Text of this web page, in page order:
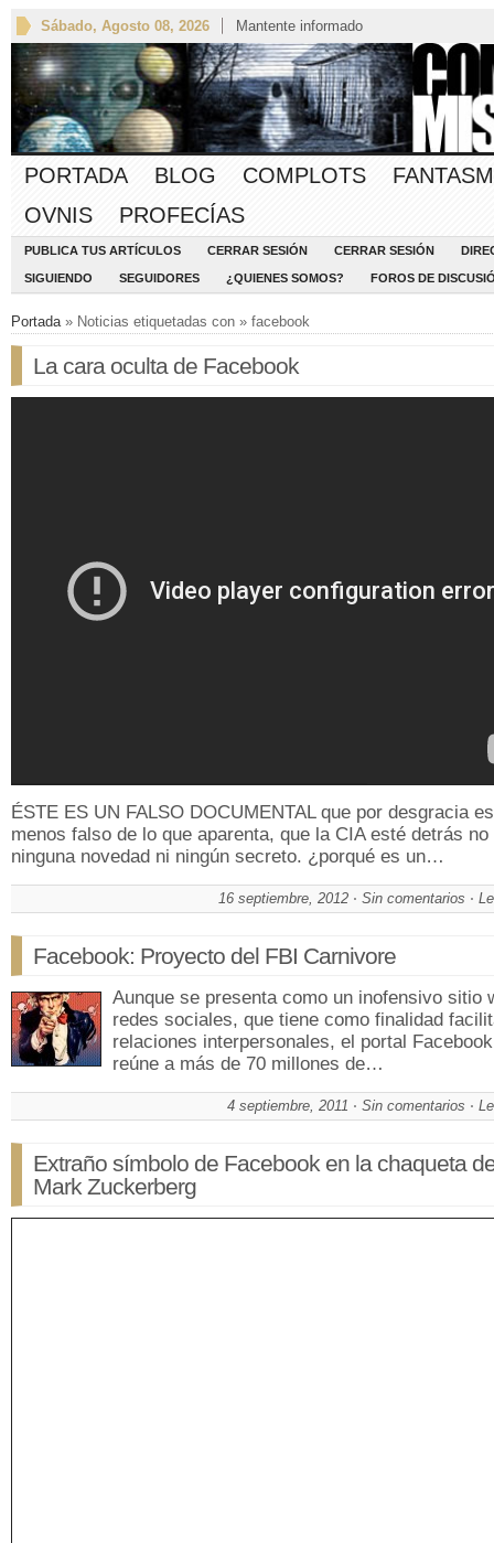
Sábado, Agosto 08, 2026 Mantente informado
PORTADA BLOG COMPLOTS
OVNIS
PROFECÍAS
PUBLICA TUS ARTÍCULOS CERRAR SESIÓN CERRAR SESIÓN
SIGUIENDO SEGUIDORES ¿QUIENES SOMOS? FOROS DE
Portada » Noticias etiquetadas con » facebook
La cara oculta de Facebook
ÉSTE ES UN FALSO DOCUMENTAL que por desgracia es
menos falso de lo que aparenta, que la CIA esté detrás no
ninguna novedad ni ningún secreto. ¿porqué es un…
16 septiembre, 2012 Sin comentarios
Facebook: Proyecto del FBI Carnivore
Aunque se presenta como un inofensivo sitio
redes sociales, que tiene como finalidad
relaciones interpersonales, el portal
reúne a más de 70 millones de…
4 septiembre, 2011 Sin comentarios
Extraño símbolo de Facebook en la chaqueta
Mark Zuckerberg